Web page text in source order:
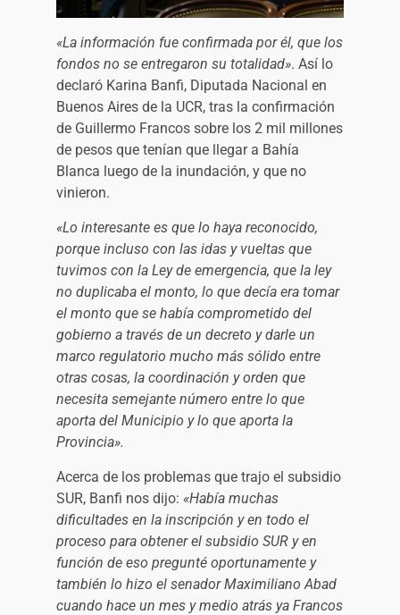
«La información fue confirmada por él, que los
fondos no se entregaron su totalidad». Así lo
declaró Karina Banfi, Diputada Nacional en
Buenos Aires de la UCR, tras la confirmación
de Guillermo Francos sobre los 2 mil millones
de pesos que tenían que llegar a Bahía
Blanca luego de la inundación, y que no
vinieron.
«Lo interesante es que lo haya reconocido,
porque incluso con las idas y vueltas que
tuvimos con la Ley de emergencia, que la ley
no duplicaba el monto, lo que decía era tomar
el monto que se había comprometido del
gobierno a través de un decreto y darle un
marco regulatorio mucho más sólido entre
otras cosas, la coordinación y orden que
necesita semejante número entre lo que
aporta del Municipio y lo que aporta la
Provincia».
Acerca de los problemas que trajo el subsidio
SUR, Banfi nos dijo: «Había muchas
dificultades en la inscripción y en todo el
proceso para obtener el subsidio SUR y en
función de eso pregunté oportunamente y
también lo hizo el senador Maximiliano Abad
cuando hace un mes y medio atrás ya Francos